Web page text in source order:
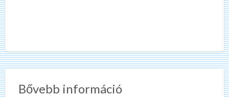
Bővebb információ